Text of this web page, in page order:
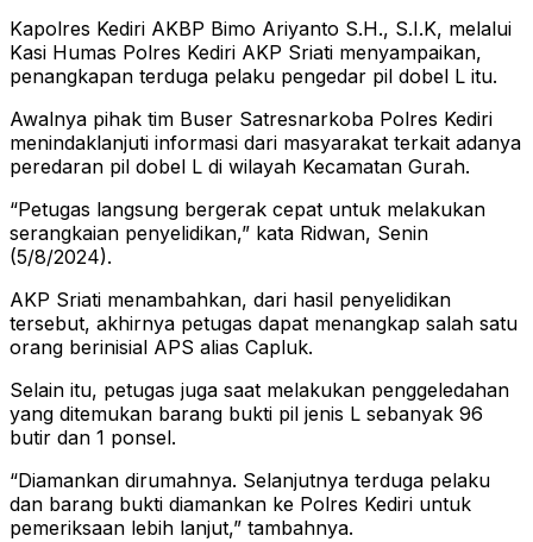
Kapolres Kediri AKBP Bimo Ariyanto S.H., S.I.K, melalui
Kasi Humas Polres Kediri AKP Sriati menyampaikan,
penangkapan terduga pelaku pengedar pil dobel L itu.
Awalnya pihak tim Buser Satresnarkoba Polres Kediri
menindaklanjuti informasi dari masyarakat terkait adanya
peredaran pil dobel L di wilayah Kecamatan Gurah.
“Petugas langsung bergerak cepat untuk melakukan
serangkaian penyelidikan,” kata Ridwan, Senin
(5/8/2024).
AKP Sriati menambahkan, dari hasil penyelidikan
tersebut, akhirnya petugas dapat menangkap salah satu
orang berinisial APS alias Capluk.
Selain itu, petugas juga saat melakukan penggeledahan
yang ditemukan barang bukti pil jenis L sebanyak 96
butir dan 1 ponsel.
“Diamankan dirumahnya. Selanjutnya terduga pelaku
dan barang bukti diamankan ke Polres Kediri untuk
pemeriksaan lebih lanjut,” tambahnya.